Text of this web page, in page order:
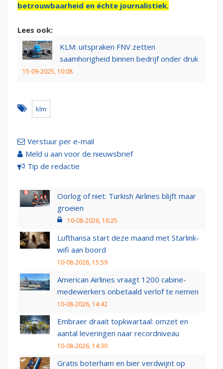
betrouwbaarheid en échte journalistiek.
Lees ook:
KLM: uitspraken FNV zetten
saamhorigheid binnen bedrijf onder druk
15-09-2025, 10:08
klm
Verstuur per e-mail
Meld u aan voor de nieuwsbrief
Tip de redactie
Oorlog of niet: Turkish Airlines blijft maar
groeien
10-08-2026, 16:25
Lufthansa start deze maand met Starlink-
wifi aan boord
10-08-2026, 15:59
American Airlines vraagt 1200 cabine-
medewerkers onbetaald verlof te nemen
10-08-2026, 14:42
Embraer draait topkwartaal: omzet en
aantal leveringen naar recordniveau
10-08-2026, 14:30
Gratis boterham en bier verdwijnt op